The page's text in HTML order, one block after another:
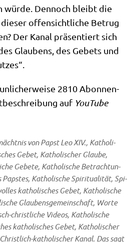
wür­de. Den­noch bleibt die
die­ser offen­sicht­li­che Betrug
Der Kanal prä­sen­tiert sich
Glau­bens, des Gebets und
2810 Abon­nen­
auf You­Tube
von Papst Leo XIV., Katho­li­
Gebet, Katho­li­scher Glau­be,
Gebe­te, Katho­li­sche Betrach­tun­
Pap­stes, Katho­li­sche Spi­ri­tua­li­tät, Spi­
katho­li­sches Gebet, Katho­li­sche
Glau­bens­ge­mein­schaft, Wor­te
christ­li­che Vide­os, Katho­li­sche
katho­li­sches Gebet, Katho­li­scher
katho­li­scher Kanal. Das sagt